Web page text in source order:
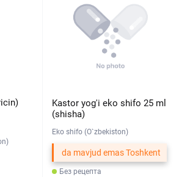
Kastor yog'i eko shifo 25 ml
(shisha)
Eko shifo (O`zbekiston)
da mavjud emas Toshkent
Без рецепта